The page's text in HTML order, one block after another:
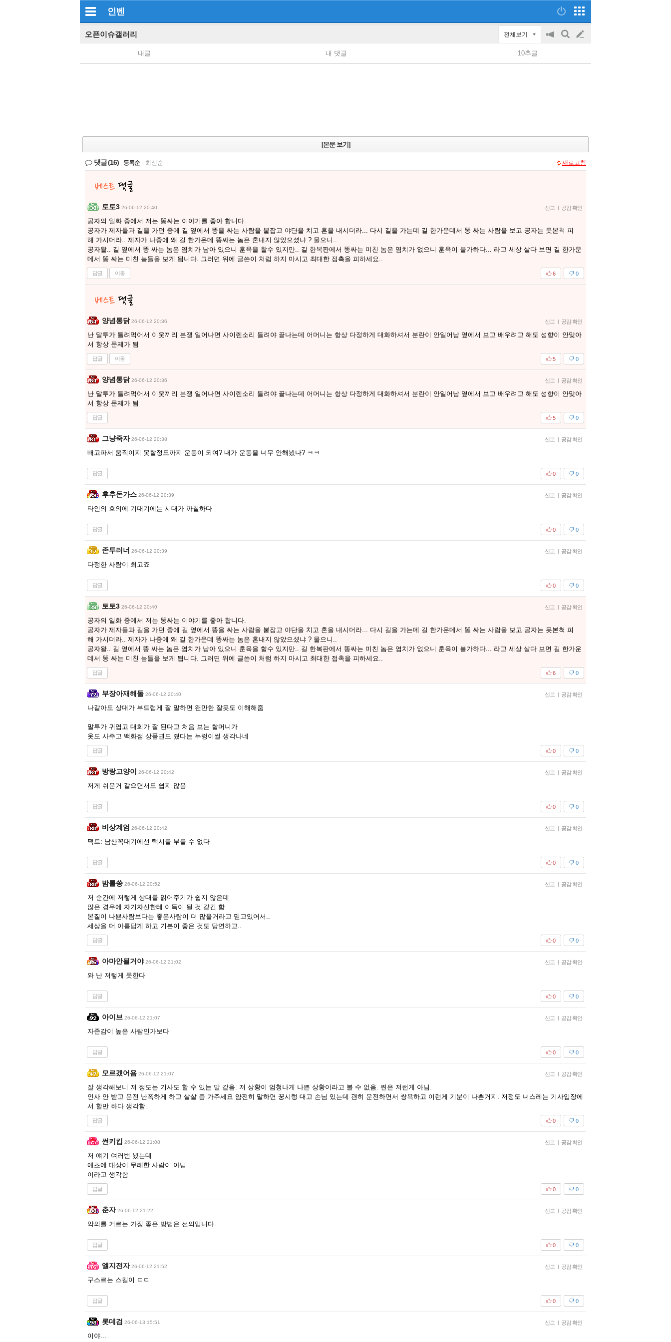
인벤
오픈이슈갤러리 전체보기
공
on/off
검
글
쓰
내글 내 댓글 10추글
[본문 보기]
댓글(16) 등록순 최신순 새로고침
토토3 26-06-12 20:40 신고 | 공감 확인
공자의 일화 중에서 저는 똥싸는 이야기를 좋아 합니다.
공자가 제자들과 길을 가던 중에 길 옆에서 똥을 싸는 사람을 붙잡고 야단을 치고 혼을 내시더라... 다시 길을 가는데 길 한가운데서 똥 싸는 사람을 보고 공자는 못본척 피
해 가시더라.. 제자가 나중에 왜 길 한가운데 똥싸는 놈은 혼내지 않았으셨냐 ? 물으니..
공자왈.. 길 옆에서 똥 싸는 놈은 염치가 남아 있으니 훈육을 할수 있지만.. 길 한복판에서 똥싸는 미친 놈은 염치가 없으니 훈육이 불가하다... 라고 세상 살다 보면 길 한가운
데서 똥 싸는 미친 놈들을 보게 됩니다. 그러면 위에 글쓴이 처럼 하지 마시고 최대한 접촉을 피하세요..
답글 이동 0
6
양념통닭 26-06-12 20:36 신고 | 공감 확인
난 말투가 틀려먹어서 이웃끼리 분쟁 일어나면 사이렌소리 들려야 끝나는데 어머니는 항상 다정하게 대화하셔서 분란이 안일어남 옆에서 보고 배우려고 해도 성향이 안맞아
서 항상 문제가 됨
답글 이동 0
5
양념통닭 26-06-12 20:36 신고 | 공감 확인
난 말투가 틀려먹어서 이웃끼리 분쟁 일어나면 사이렌소리 들려야 끝나는데 어머니는 항상 다정하게 대화하셔서 분란이 안일어남 옆에서 보고 배우려고 해도 성향이 안맞아
서 항상 문제가 됨
답글 0
5
그냥죽자 26-06-12 20:38 신고 | 공감 확인
배고파서 움직이지 못할정도까지 운동이 되여? 내가 운동을 너무 안해봤나? ㅋㅋ
답글 0
0
후추돈가스 26-06-12 20:39 신고 | 공감 확인
타인의 호의에 기대기에는 시대가 까칠하다
답글 0
0
존투러너 26-06-12 20:39 신고 | 공감 확인
다정한 사람이 최고죠
답글 0
0
토토3 26-06-12 20:40 신고 | 공감 확인
공자의 일화 중에서 저는 똥싸는 이야기를 좋아 합니다.
공자가 제자들과 길을 가던 중에 길 옆에서 똥을 싸는 사람을 붙잡고 야단을 치고 혼을 내시더라... 다시 길을 가는데 길 한가운데서 똥 싸는 사람을 보고 공자는 못본척 피
해 가시더라.. 제자가 나중에 왜 길 한가운데 똥싸는 놈은 혼내지 않았으셨냐 ? 물으니..
공자왈.. 길 옆에서 똥 싸는 놈은 염치가 남아 있으니 훈육을 할수 있지만.. 길 한복판에서 똥싸는 미친 놈은 염치가 없으니 훈육이 불가하다... 라고 세상 살다 보면 길 한가운
데서 똥 싸는 미친 놈들을 보게 됩니다. 그러면 위에 글쓴이 처럼 하지 마시고 최대한 접촉을 피하세요..
답글 0
6
부장아재해돌 26-06-12 20:40 신고 | 공감 확인
나같아도 상대가 부드럽게 잘 말하면 왠만한 잘못도 이해해줌
말투가 귀엽고 대회가 잘 된다고 처음 보는 할머니가
옷도 사주고 백화점 상품권도 줬다는 누렁이썰 생각나네
답글 0
0
방랑고양이 26-06-12 20:42 신고 | 공감 확인
저게 쉬운거 같으면서도 쉽지 않음
답글 0
0
비상계엄 26-06-12 20:42 신고 | 공감 확인
팩트: 남산꼭대기에선 택시를 부를 수 없다
답글 0
0
밤톨쏭 26-06-12 20:52 신고 | 공감 확인
저 순간에 저렇게 상대를 읽어주기가 쉽지 않은데
많은 경우에 자기자신한테 이득이 될 것 같긴 함
본질이 나쁜사람보다는 좋은사람이 더 많을거라고 믿고있어서..
세상을 더 아름답게 하고 기분이 좋은 것도 당연하고..
답글 0
0
아마안될거야 26-06-12 21:02 신고 | 공감 확인
와 난 저렇게 못한다
답글 0
0
아이브 26-06-12 21:07 신고 | 공감 확인
자존감이 높은 사람인가보다
답글 0
0
모르겠어욤 26-06-12 21:07 신고 | 공감 확인
잘 생각해보니 저 정도는 기사도 할 수 있는 말 같음. 저 상황이 엄청나게 나쁜 상황이라고 볼 수 없음. 찐은 저런게 아님.
인사 안 받고 운전 난폭하게 하고 살살 좀 가주세요 얌전히 말하면 꿍시렁 대고 손님 있는데 괜히 운전하면서 쌍욕하고 이런게 기분이 나쁜거지. 저정도 너스레는 기사입장에
서 할만 하다 생각함.
답글 0
0
썬키킵 26-06-12 21:08 신고 | 공감 확인
저 얘기 여러번 봤는데
애초에 대상이 무례한 사람이 아님
이라고 생각함
답글 0
0
춘자 26-06-12 21:22 신고 | 공감 확인
악의를 거르는 가징 좋은 방법은 선의입니다.
답글 0
0
엘지전자 26-06-12 21:52 신고 | 공감 확인
구스르는 스킬이 ㄷㄷ
답글 0
0
롯데검 26-06-13 15:51 신고 | 공감 확인
이야...